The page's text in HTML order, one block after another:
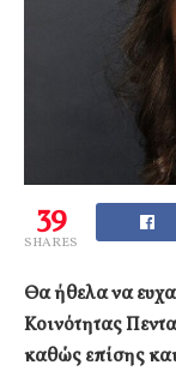
39
SHARES
Θα ήθελα να
Κοινότητας
καθώς επίσης